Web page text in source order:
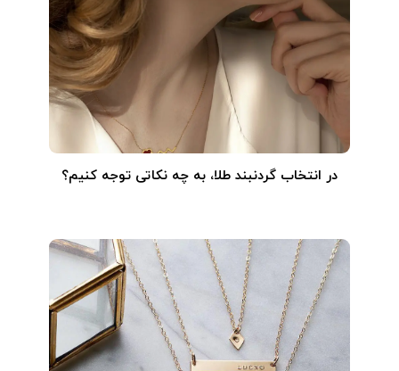
در انتخاب گردنبند طلا‌، به چه نکاتی توجه کنیم؟